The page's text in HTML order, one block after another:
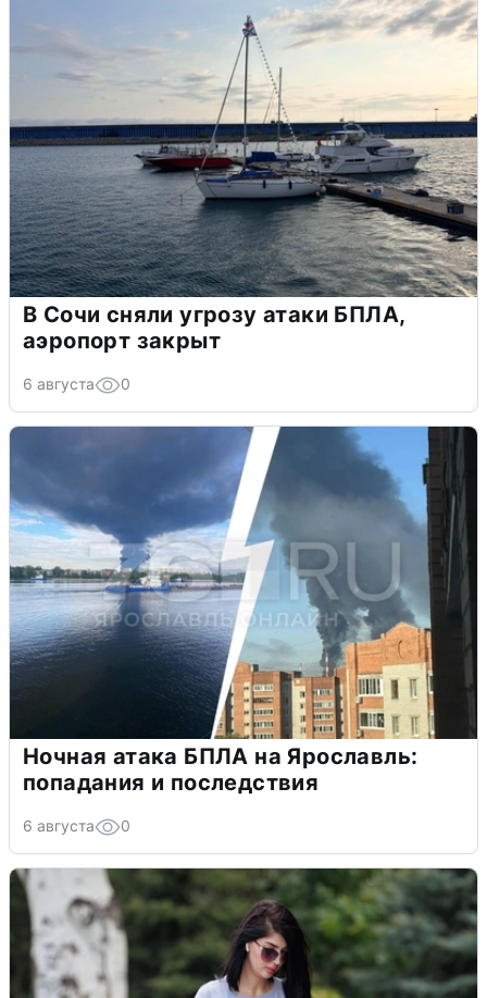
В Сочи сняли угрозу атаки БПЛА,
аэропорт закрыт
6 августа 0
Ночная атака БПЛА на Ярославль:
попадания и последствия
6 августа 0